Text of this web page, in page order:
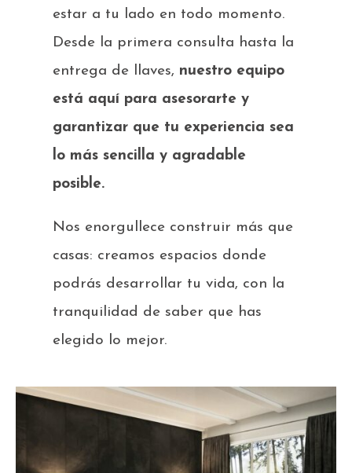
estar a tu lado en todo momento.
Desde la primera consulta hasta la
entrega de llaves, nuestro equipo
está aquí para asesorarte y
garantizar que tu experiencia sea
lo más sencilla y agradable
posible.
Nos enorgullece construir más que
casas: creamos espacios donde
podrás desarrollar tu vida, con la
tranquilidad de saber que has
elegido lo mejor.